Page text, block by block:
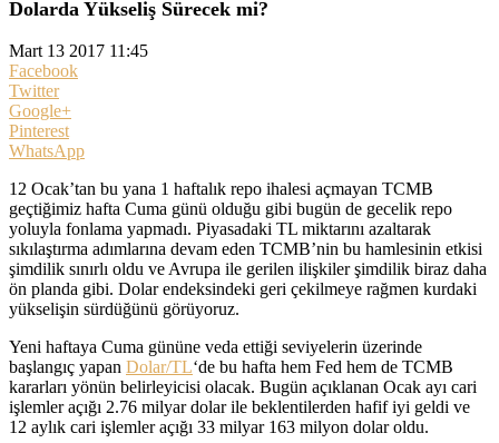
Dolarda Yükseliş Sürecek mi?
Mart 13 2017 11:45
Facebook
Twitter
Google+
Pinterest
WhatsApp
12 Ocak’tan bu yana 1 haftalık repo ihalesi açmayan TCMB
geçtiğimiz hafta Cuma günü olduğu gibi bugün de gecelik repo
yoluyla fonlama yapmadı. Piyasadaki TL miktarını azaltarak
sıkılaştırma adımlarına devam eden TCMB’nin bu hamlesinin etkisi
şimdilik sınırlı oldu ve Avrupa ile gerilen ilişkiler şimdilik biraz daha
ön planda gibi. Dolar endeksindeki geri çekilmeye rağmen kurdaki
yükselişin sürdüğünü görüyoruz.
Yeni haftaya Cuma gününe veda ettiği seviyelerin üzerinde
başlangıç yapan Dolar/TL‘de bu hafta hem Fed hem de TCMB
kararları yönün belirleyicisi olacak. Bugün açıklanan Ocak ayı cari
işlemler açığı 2.76 milyar dolar ile beklentilerden hafif iyi geldi ve
12 aylık cari işlemler açığı 33 milyar 163 milyon dolar oldu.